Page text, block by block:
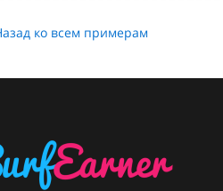
ко всем примерам